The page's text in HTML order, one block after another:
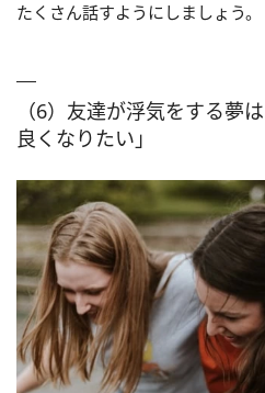
たくさん話すようにしましょう。
（6）友達が浮気をする夢
良くなりたい」